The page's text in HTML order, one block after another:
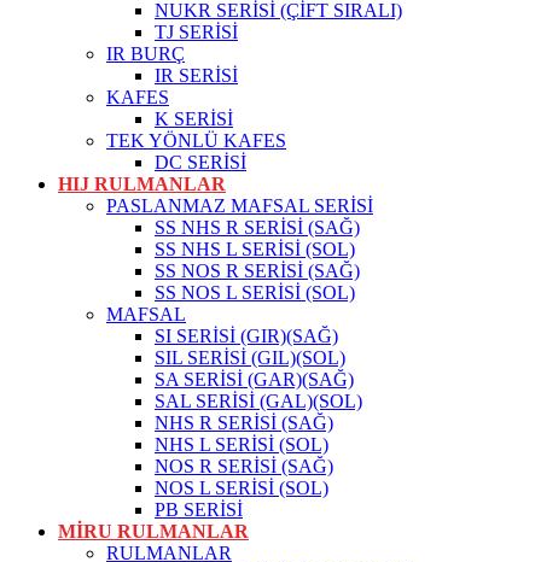
NUKR SERİSİ (ÇİFT SIRALI)
TJ SERİSİ
IR BURÇ
IR SERİSİ
KAFES
K SERİSİ
TEK YÖNLÜ KAFES
DC SERİSİ
HIJ RULMANLAR
PASLANMAZ MAFSAL SERİSİ
SS NHS R SERİSİ (SAĞ)
SS NHS L SERİSİ (SOL)
SS NOS R SERİSİ (SAĞ)
SS NOS L SERİSİ (SOL)
MAFSAL
SI SERİSİ (GIR)(SAĞ)
SIL SERİSİ (GIL)(SOL)
SA SERİSİ (GAR)(SAĞ)
SAL SERİSİ (GAL)(SOL)
NHS R SERİSİ (SAĞ)
NHS L SERİSİ (SOL)
NOS R SERİSİ (SAĞ)
NOS L SERİSİ (SOL)
PB SERİSİ
MİRU RULMANLAR
RULMANLAR